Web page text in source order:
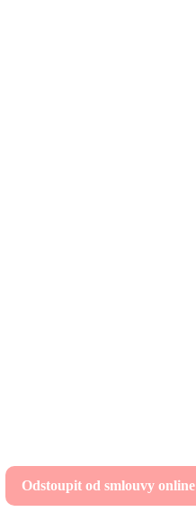
Odstoupit od smlouvy online